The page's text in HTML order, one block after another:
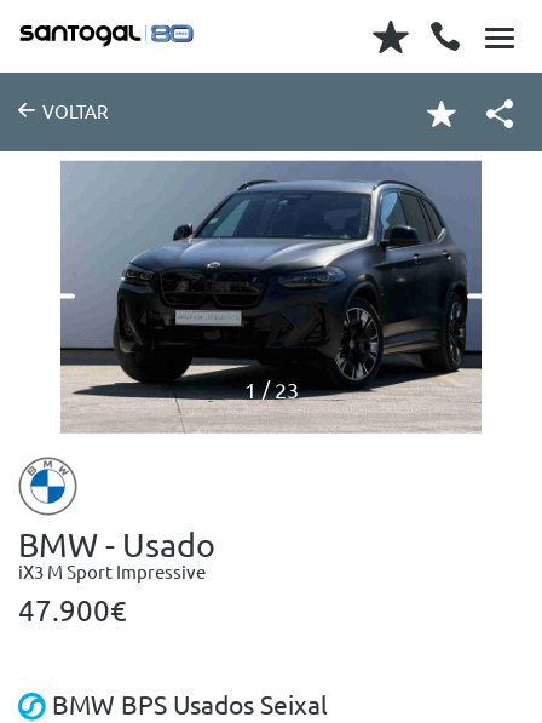
VOLTAR
1 23
BMW - Usado
iX3 M Sport Impressive
47.900€
BMW BPS Usados Seixal